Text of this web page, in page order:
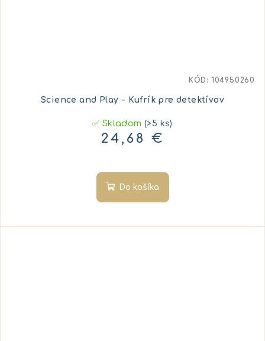
Science and Play - Kufrík pre detektívov
✅ Skladom(>5 ks)
24,68 €
Do košíka
KÓD: 104950260